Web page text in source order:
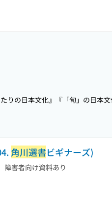
りの日本文化』『「旬」の日本
角川選書ビギナーズ)
障害者向け資料あり